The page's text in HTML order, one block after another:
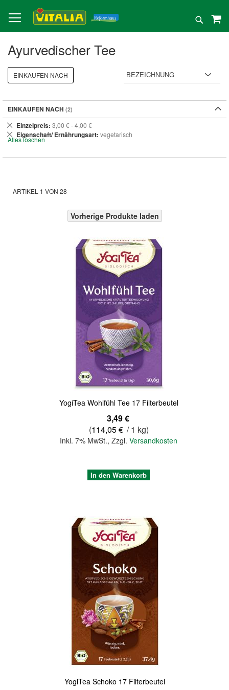
zum
Inhalt
Suche
Ayurvedischer Tee
ARTIKEL 1 VON 28
Vorherige Produkte laden
YogiTea Wohlfühl Tee 17 Filterbeutel
3,49 €
(114,05 € / 1 kg)
Inkl. 7% MwSt.,Zzgl.Versandkosten
In den Warenkorb
YogiTea Schoko 17 Filterbeutel
EINKAUFEN NACH
EINKAUFEN NACH
Einzelpreis 3,00 € - 4,00 €
Dies
entfernen
Eigenschaft/ Ernährungsart vegetarisch
Dies
entfernen
Alles löschen